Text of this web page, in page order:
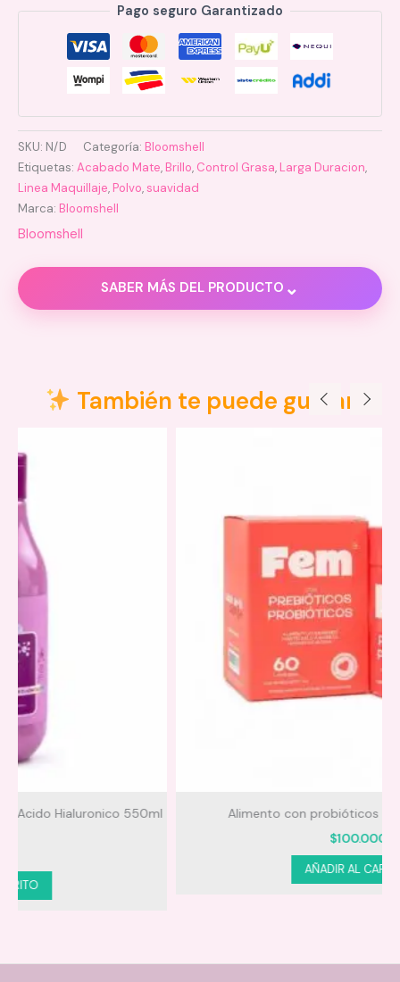
Pago seguro Garantizado
SKU: N/D Categoría: Bloomshell
Etiquetas: Acabado Mate, Brillo, Control Grasa, Larga Duracion,
Linea Maquillaje, Polvo,suavidad
Marca: Bloomshell
Bloomshell
SABER MÁS DEL PRODUCTO ⌄
Valoraciones (0)
para sellar la base.
También te puede gustar
Alimento con probióticos y prebioticos FEM